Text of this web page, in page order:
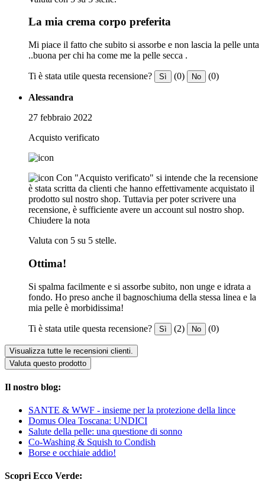
La mia crema corpo preferita
Mi piace il fatto che subito si assorbe e non lascia la pelle unta
..buona per chi ha come me la pelle secca .
Ti è stata utile questa recensione? Sì (0) No (0)
Alessandra
27 febbraio 2022
Acquisto verificato
Con "Acquisto verificato" si intende che la recensione
è stata scritta da clienti che hanno effettivamente acquistato il
prodotto sul nostro shop. Tuttavia per poter scrivere una
recensione, è sufficiente avere un account sul nostro shop.
Chiudere la nota
Valuta con 5 su 5 stelle.
Ottima!
Si spalma facilmente e si assorbe subito, non unge e idrata a
fondo. Ho preso anche il bagnoschiuma della stessa linea e la
mia pelle è morbidissima!
Ti è stata utile questa recensione? Sì (2) No (0)
Visualizza tutte le recensioni clienti.
Valuta questo prodotto
Il nostro blog:
SANTE & WWF - insieme per la protezione della lince
Domus Olea Toscana: UNDICI
Salute della pelle: una questione di sonno
Co-Washing & Squish to Condish
Borse e occhiaie addio!
Scopri Ecco Verde: